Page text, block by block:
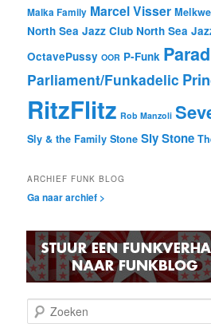
Malka Family Marcel Visser
North Sea Jazz Club North Sea
OctavePussy OOR P-Funk
Parliament/Funkadelic
RitzFlitz Rob Manzoli
Sly & the Family Stone Sly Stone
ARCHIEF FUNK BLOG
Ga naar archief >
o